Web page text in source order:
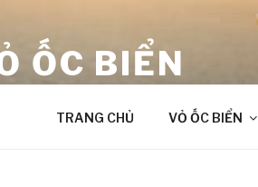
ỐC BIỂN
TRANG CHỦ VỎ ỐC BIỂN